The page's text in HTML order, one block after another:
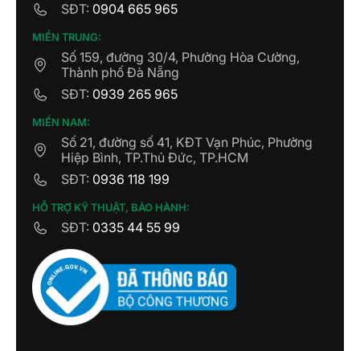
SĐT: 0904 665 965
MIỀN TRUNG:
Số 159, đường 30/4, Phường Hòa Cường,
Thành phố Đà Nẵng
SĐT: 0939 265 965
MIỀN NAM:
Số 21, đường số 41, KĐT Vạn Phúc, Phường
Hiệp Bình, TP.Thủ Đức, TP.HCM
SĐT: 0936 118 199
HỖ TRỢ KỸ THUẬT, BẢO HÀNH:
SĐT: 0335 44 55 99